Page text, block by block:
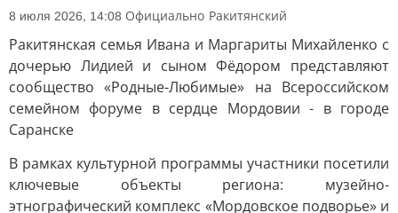
8 июля 2026, 14:08 Официально Ракитянский
Ракитянская семья Ивана и Маргариты Михайленко с
дочерью Лидией и сыном Фёдором представляют
сообщество «Родные-Любимые» на Всероссийском
семейном форуме в сердце Мордовии - в городе
Саранске
В рамках культурной программы участники посетили
ключевые объекты региона: музейно-
этнографический комплекс «Мордовское подворье» и